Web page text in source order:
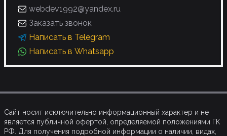
webdev1992@yandex.ru
Заказать звонок
Написать в Telegram
Написать в Whatsapp
Сайт носит исключительно информационный характер и не
является публичной офертой, определяемой положениями ГК
РФ. Для получения подробной информации о наличии, видах,